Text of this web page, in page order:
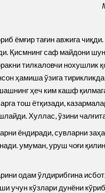
ёмғир тағин авжига
Қисмнинг саф майдони
тилкаловчи
ҳамиша ўзига
ҳеч ким кашф
тош ётқизади,
Хуллас, ўзини
ёндиради, сувларни
умуман, уруш чоғи
одам ўлдирибгина
учун кўзлари дунёни